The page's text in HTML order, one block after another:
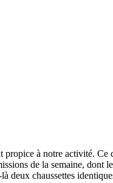
propice à notre activité.
de la semaine, dont
deux chaussettes